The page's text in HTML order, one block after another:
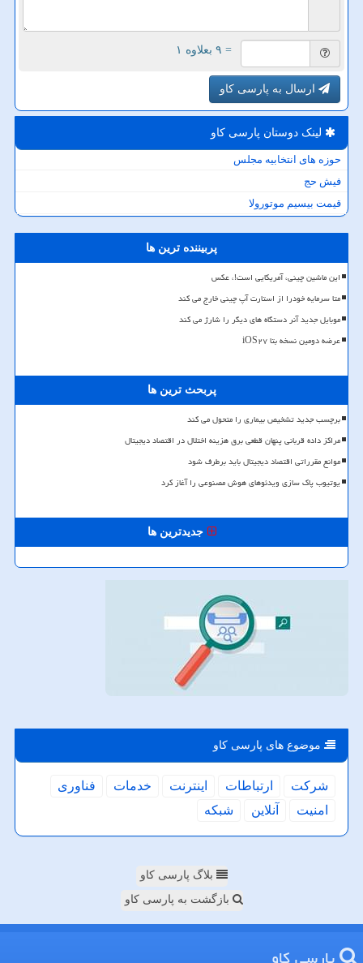
= ۹ بعلاوه ۱
ارسال به پارسی کاو
لینک دوستان پارسی كاو
حوزه های انتخابیه مجلس
فیش حج
قیمت بیسیم موتورولا
پربیننده ترین ها
این ماشین چینی، آمریکایی است!، عکس
متا سرمایه خودرا از استارت آپ چینی خارج می کند
موبایل جدید آنر دستگاه های دیگر را شارژ می کند
عرضه دومین نسخه بتا iOS۲۷
پربحث ترین ها
برچسب جدید تشخیص بیماری را متحول می کند
مراکز داده قربانی پنهان قطعی برق هزینه اختلال در اقتصاد دیجیتال
موانع مقرراتی اقتصاد دیجیتال باید برطرف شود
یوتیوب پاک سازی ویدئوهای هوش مصنوعی را آغاز کرد
جدیدترین ها
موضوع های پارسی كاو
شركت ارتباطات اینترنت خدمات
فناوری
امنیت
آنلاین شبكه
بلاگ پارسی کاو
بازگشت به پارسی کاو